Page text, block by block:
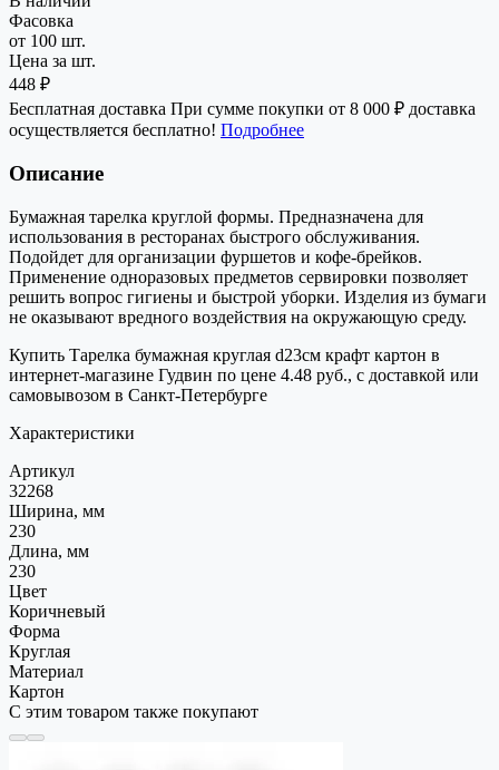
Фасовка
от 100 шт.
Цена за шт.
448 ₽
Бесплатная доставка При сумме покупки от 8 000 ₽ доставка
осуществляется бесплатно! Подробнее
Описание
Бумажная тарелка круглой формы. Предназначена для
использования в ресторанах быстрого обслуживания.
Подойдет для организации фуршетов и кофе-брейков.
Применение одноразовых предметов сервировки позволяет
решить вопрос гигиены и быстрой уборки. Изделия из бумаги
не оказывают вредного воздействия на окружающую среду.
Купить Тарелка бумажная круглая d23см крафт картон в
интернет-магазине Гудвин по цене 4.48 руб., с доставкой или
самовывозом в Санкт-Петербурге
Характеристики
Артикул
32268
Ширина, мм
230
Длина, мм
230
Цвет
Коричневый
Форма
Круглая
Материал
Картон
С этим товаром также покупают